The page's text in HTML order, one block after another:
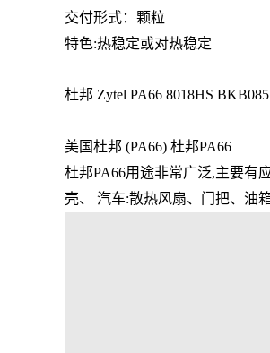
交付形式：颗粒
特色:热稳定或对热稳定
杜邦 Zytel PA66 8018HS
美国杜邦 (PA66) 杜邦PA66
杜邦PA66用途非常广泛,主要有
壳、 汽车:散热风扇、门把、油